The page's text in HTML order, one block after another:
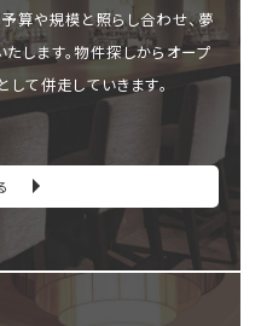
算や規模と照らし合わせ、夢
します。物件探しからオープ
て併走していきます。